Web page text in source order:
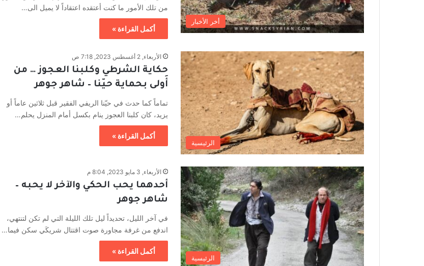
أخر الأخبار
من تلك الأمور ما كنت أعتقده اعتقاداً لا يميل الى…
أكمل القراءة »
الرئيسية
الأربعاء, 2 أغسطس 2023, 7:18 ص
حكاية الشرطي وكلبنا العجوز … من
أَولى بحماية حيّنا – شاهر جوهر
تماماً كما حدث في حيّنا الريفي الفقير قبل ثلاثين عاماً أو
يزيد، كان كلبنا العجوز ينام بكسل أمام المنزل يحلم…
أكمل القراءة »
الرئيسية
الأربعاء, 3 مايو 2023, 8:04 م
أحدهما يحب الحكي والآخر لا يحبه –
شاهر جوهر
في آخر الليل، تحديداً ليل تلك الليلة التي لم تكن لتنتهي،
اندفع من غرفة مجاورة صوت اقتتال شريكَي سكن فيما…
أكمل القراءة »